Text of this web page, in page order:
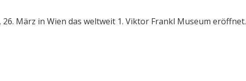
März in Wien das weltweit 1. Viktor Frankl Museum eröffnet.